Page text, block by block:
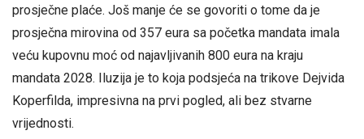
prosječne plaće. Još manje će se govoriti o tome da je
prosječna mirovina od 357 eura sa početka mandata imala
veću kupovnu moć od najavljivanih 800 eura na kraju
mandata 2028. Iluzija je to koja podsjeća na trikove Dejvida
Koperfilda, impresivna na prvi pogled, ali bez stvarne
vrijednosti.